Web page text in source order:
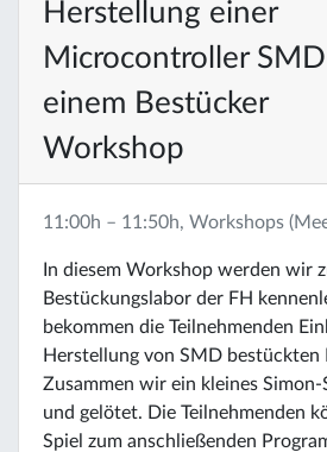
Herstellung einer
Microcontroller
einem Bestücker
Workshop
11:00h – 11:50h, Workshops
In diesem Workshop werden wir
Bestückungslabor der FH
bekommen die Teilnehmenden
Herstellung von SMD bestückten
Zusammen wir ein kleines
und gelötet. Die Teilnehmenden
Spiel zum anschließenden